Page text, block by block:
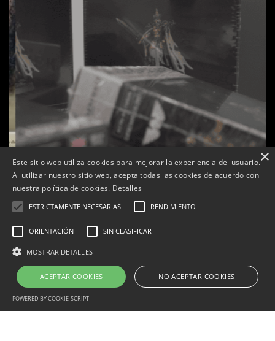
de referència de Warhammer a Lleida
Per Tàrrega Televisió
Correu electrònic:info@tarrega.tv
×
Este sitio web utiliza cookies para mejorar la experiencia del usuario.
Al utilizar nuestro sitio web, acepta todas las cookies de acuerdo con
nuestra política de cookies. Detalles
ESTRICTAMENTE NECESARIAS RENDIMIENTO
ORIENTACIÓN SIN CLASIFICAR
MOSTRAR DETALLES
ACEPTAR COOKIES NO ACEPTAR COOKIES
POWERED BY COOKIE-SCRIPT